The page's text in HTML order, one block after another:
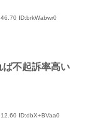
ID:brkWabwr0
不起訴率高い
ID:dbX+BVaa0